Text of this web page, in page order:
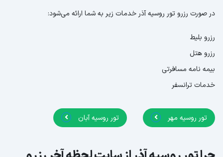
در صورت رزرو تور روسیه آذر خدمات زیر به شما ارائه می‌شود:
رزرو بلیط
رزرو هتل
بیمه نامه مسافرتی
خدمات ترانسفر
تور روسیه مهر تور روسیه آبان